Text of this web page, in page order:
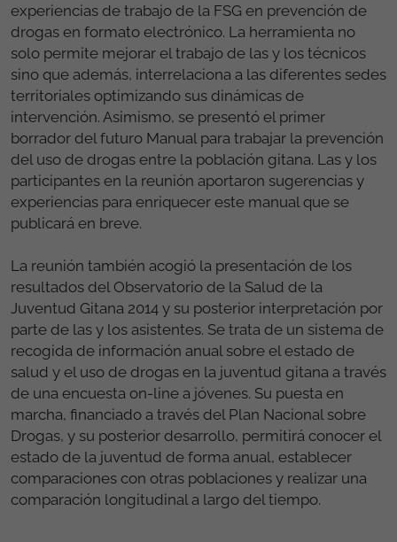
experiencias de trabajo de la FSG en prevención de
drogas en formato electrónico. La herramienta no
solo permite mejorar el trabajo de las y los técnicos
sino que además, interrelaciona a las diferentes sedes
territoriales optimizando sus dinámicas de
intervención. Asimismo, se presentó el primer
borrador del futuro Manual para trabajar la prevención
del uso de drogas entre la población gitana. Las y los
participantes en la reunión aportaron sugerencias y
experiencias para enriquecer este manual que se
publicará en breve.
La reunión también acogió la presentación de los
resultados del Observatorio de la Salud de la
Juventud Gitana 2014 y su posterior interpretación por
parte de las y los asistentes. Se trata de un sistema de
recogida de información anual sobre el estado de
salud y el uso de drogas en la juventud gitana a través
de una encuesta on-line a jóvenes. Su puesta en
marcha, financiado a través del Plan Nacional sobre
Drogas, y su posterior desarrollo, permitirá conocer el
estado de la juventud de forma anual, establecer
comparaciones con otras poblaciones y realizar una
comparación longitudinal a largo del tiempo.